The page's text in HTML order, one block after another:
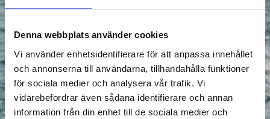
Denna webbplats använder cookies
Vi använder enhetsidentifierare för att anpassa innehållet
och annonserna till användarna, tillhandahålla funktioner
för sociala medier och analysera vår trafik. Vi
vidarebefordrar även sådana identifierare och annan
information från din enhet till de sociala medier och